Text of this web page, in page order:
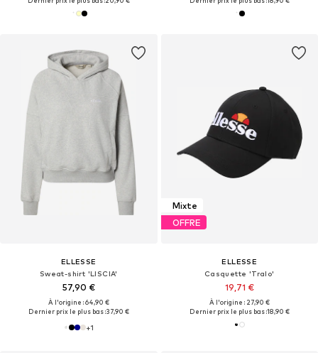
ELLESSE
Sweat-shirt 'LISCIA'
57,90 €
À l'origine : 64,90 €
Dernier prix le plus bas :37,90 €
+1
Mixte
OFFRE
ELLESSE
Casquette 'Tralo'
19,71 €
À l'origine : 27,90 €
Dernier prix le plus bas :18,90 €